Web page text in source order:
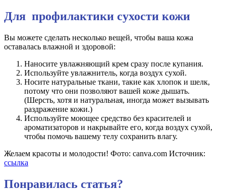
Для профилактики сухости кожи
Вы можете сделать несколько вещей, чтобы ваша кожа
оставалась влажной и здоровой:
Наносите увлажняющий крем сразу после купания.
Используйте увлажнитель, когда воздух сухой.
Носите натуральные ткани, такие как хлопок и шелк,
потому что они позволяют вашей коже дышать.
(Шерсть, хотя и натуральная, иногда может вызывать
раздражение кожи.)
Используйте моющее средство без красителей и
ароматизаторов и накрывайте его, когда воздух сухой,
чтобы помочь вашему телу сохранить влагу.
Желаем красоты и молодости! Фото: canva.com Источник:
ссылка
Понравилась статья?